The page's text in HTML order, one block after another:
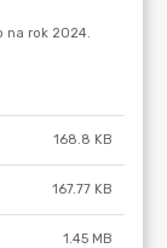
168.8 KB
167.77 KB
1.45 MB